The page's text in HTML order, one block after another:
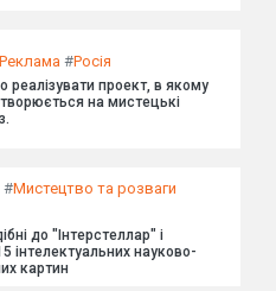
Реклама #Росія
реалізувати проект, в якому
на мистецькі
#Мистецтво та розваги
до "Інтерстеллар" і
інтелектуальних науково-
картин